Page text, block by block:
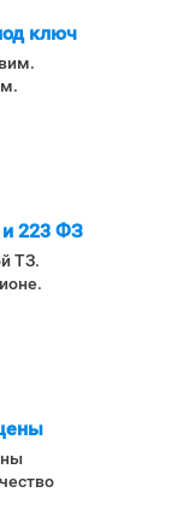
ключ
и 223 ФЗ
ТЗ.